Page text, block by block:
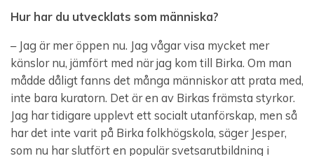
Hur har du utvecklats som människa?
– Jag är mer öppen nu. Jag vågar visa mycket mer
känslor nu, jämfört med när jag kom till Birka. Om man
mådde dåligt fanns det många människor att prata med,
inte bara kuratorn. Det är en av Birkas främsta styrkor.
Jag har tidigare upplevt ett socialt utanförskap, men så
har det inte varit på Birka folkhögskola, säger Jesper,
som nu har slutfört en populär svetsarutbildning i